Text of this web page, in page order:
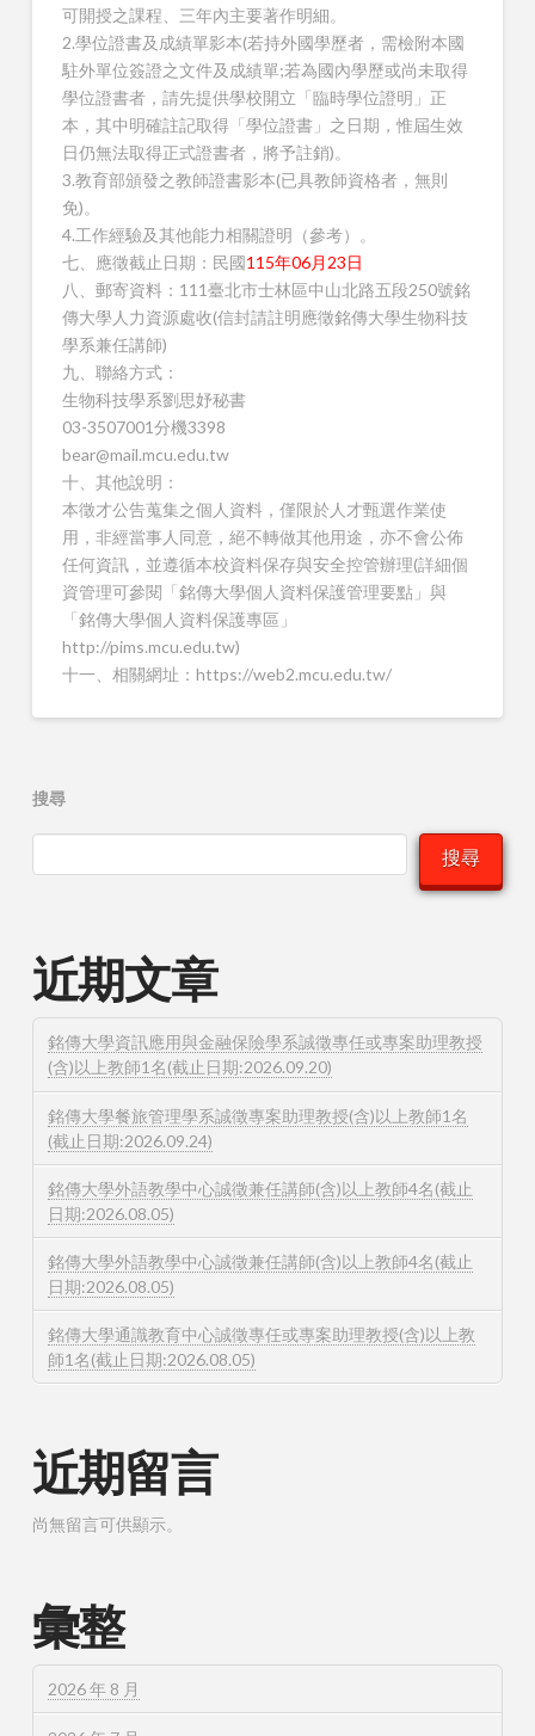
可開授之課程、三年內主要著作明細。
2.學位證書及成績單影本(若持外國學歷者，需檢附本國
駐外單位簽證之文件及成績單;若為國內學歷或尚未取得
學位證書者，請先提供學校開立「臨時學位證明」正
本，其中明確註記取得「學位證書」之日期，惟屆生效
日仍無法取得正式證書者，將予註銷)。
3.教育部頒發之教師證書影本(已具教師資格者，無則
免)。
4.工作經驗及其他能力相關證明（參考）。
七、應徵截止日期：民國115年06月23日
八、郵寄資料：111臺北市士林區中山北路五段250號銘
傳大學人力資源處收(信封請註明應徵銘傳大學生物科技
學系兼任講師)
九、聯絡方式：
生物科技學系劉思妤秘書
03-3507001分機3398
bear@mail.mcu.edu.tw
十、其他說明：
本徵才公告蒐集之個人資料，僅限於人才甄選作業使
用，非經當事人同意，絕不轉做其他用途，亦不會公佈
任何資訊，並遵循本校資料保存與安全控管辦理(詳細個
資管理可參閱「銘傳大學個人資料保護管理要點」與
「銘傳大學個人資料保護專區」
http://pims.mcu.edu.tw)
十一、相關網址：https://web2.mcu.edu.tw/
搜尋
搜尋
近期文章
銘傳大學資訊應用與金融保險學系誠徵專任或專案助理教授
(含)以上教師1名(截止日期:2026.09.20)
銘傳大學餐旅管理學系誠徵專案助理教授(含)以上教師1名
(截止日期:2026.09.24)
銘傳大學外語教學中心誠徵兼任講師(含)以上教師4名(截止
日期:2026.08.05)
銘傳大學外語教學中心誠徵兼任講師(含)以上教師4名(截止
日期:2026.08.05)
銘傳大學通識教育中心誠徵專任或專案助理教授(含)以上教
師1名(截止日期:2026.08.05)
近期留言
尚無留言可供顯示。
彙整
2026 年 8 月